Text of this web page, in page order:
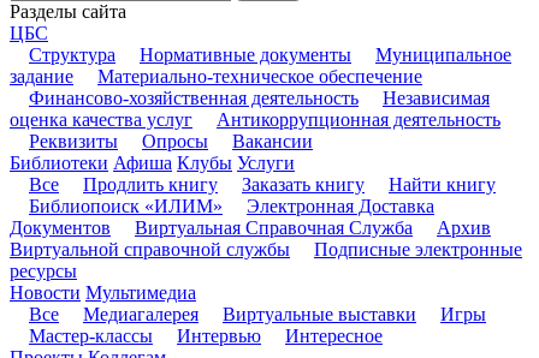
Разделы сайта
ЦБС
Структура
Нормативные документы
Муниципальное
задание
Материально-техническое обеспечение
Финансово-хозяйственная деятельность
Независимая
оценка качества услуг
Антикоррупционная деятельность
Реквизиты
Опросы
Вакансии
Библиотеки Афиша Клубы Услуги
Все
Продлить книгу Заказать книгу
Найти книгу
Библиопоиск «ИЛИМ»
Электронная Доставка
Документов
Виртуальная Справочная Служба
Архив
Виртуальной справочной службы
Подписные электронные
ресурсы
Новости Мультимедиа
Все
Медиагалерея Виртуальные выставки
Игры
Мастер-классы
Интервью
Интересное